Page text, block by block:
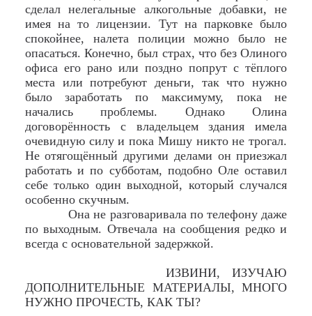
сделал нелегальные алкогольные добавки, не
имея на то лицензии. Тут на парковке было
спокойнее, налета полиции можно было не
опасаться. Конечно, был страх, что без Олиного
офиса его рано или поздно попрут с тёплого
места или потребуют деньги, так что нужно
было заработать по максимуму, пока не
начались проблемы. Однако Олина
договорённость с владельцем здания имела
очевидную силу и пока Мишу никто не трогал.
Не отягощённый другими делами он приезжал
работать и по субботам, подобно Оле оставил
себе только один выходной, который случался
особенно скучным.
Она не разговаривала по телефону даже
по выходным. Отвечала на сообщения редко и
всегда с основательной задержкой.
ИЗВИНИ, ИЗУЧАЮ
ДОПОЛНИТЕЛЬНЫЕ МАТЕРИАЛЫ, МНОГО
НУЖНО ПРОЧЕСТЬ, КАК ТЫ?